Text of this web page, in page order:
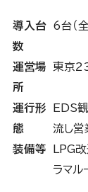
導入台
数
6台（
運営場
所
東京
運行形
態
EDS
流し営
装備等
LPG
ラマル